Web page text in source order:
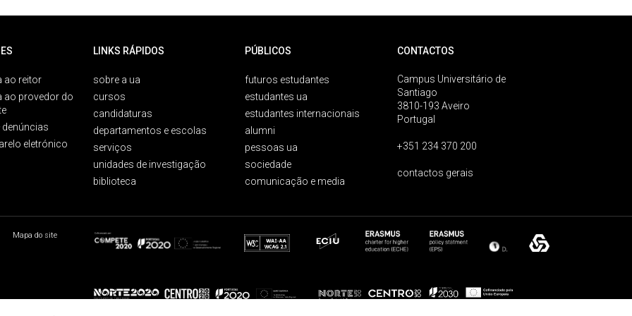
ao reitor
ao provedor do
denúncias
eletrónico
LINKS RÁPIDOS
sobre a ua
cursos
candidaturas
departamentos e escolas
serviços
unidades de investigação
biblioteca
PÚBLICOS
futuros estudantes
estudantes ua
estudantes internacionais
alumni
pessoas ua
sociedade
comunicação e media
CONTACTOS
Campus Universitário de
Santiago
3810-193 Aveiro
Portugal
+351 234 370 200
contactos gerais
Mapa do site